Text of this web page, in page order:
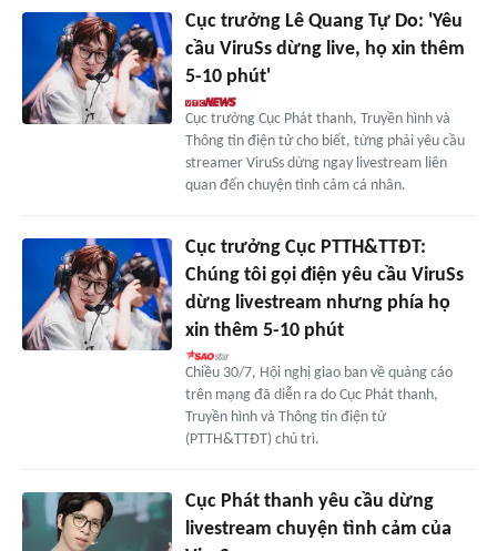
Cục trưởng Lê Quang Tự Do: 'Yêu
cầu ViruSs dừng live, họ xin thêm
5-10 phút'
Cục trưởng Cục Phát thanh, Truyền hình và
Thông tin điện tử cho biết, từng phải yêu cầu
streamer ViruSs dừng ngay livestream liên
quan đến chuyện tình cảm cá nhân.
Cục trưởng Cục PTTH&TTĐT:
Chúng tôi gọi điện yêu cầu ViruSs
dừng livestream nhưng phía họ
xin thêm 5-10 phút
Chiều 30/7, Hội nghị giao ban về quảng cáo
trên mạng đã diễn ra do Cục Phát thanh,
Truyền hình và Thông tin điện tử
(PTTH&TTĐT) chủ trì.
Cục Phát thanh yêu cầu dừng
livestream chuyện tình cảm của